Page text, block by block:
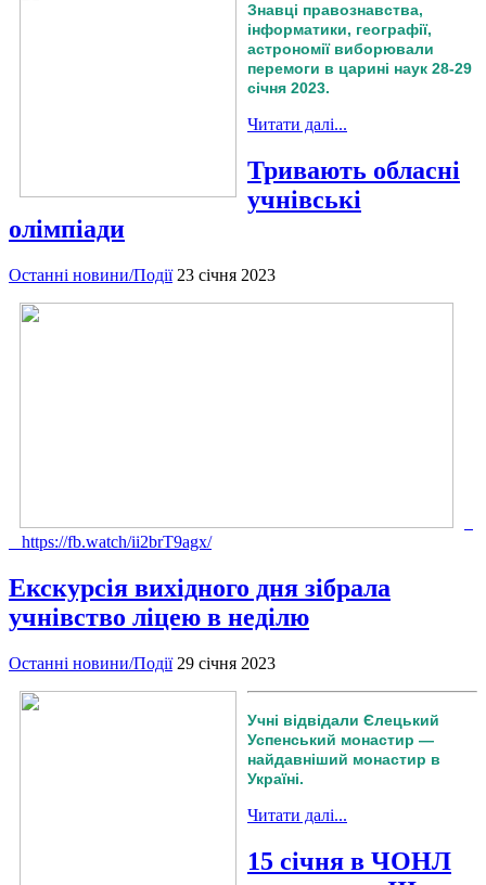
Знавці правознавства,
інформатики, географії,
астрономії виборювали
перемоги в царині наук 28-29
січня 2023.
Читати далі...
Тривають обласні
учнівські
олімпіади
Останні новини/Події 23 січня 2023
https://fb.watch/ii2brT9agx/
Екскурсія вихідного дня зібрала
учнівство ліцею в неділю
Останні новини/Події 29 січня 2023
Учні відвідали Єлецький
Успенський монастир —
найдавніший монастир в
Україні.
Читати далі...
15 січня в ЧОНЛ